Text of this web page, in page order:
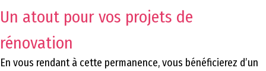
Un atout pour vos projets de
rénovation
En vous rendant à cette permanence, vous bénéficierez d’un